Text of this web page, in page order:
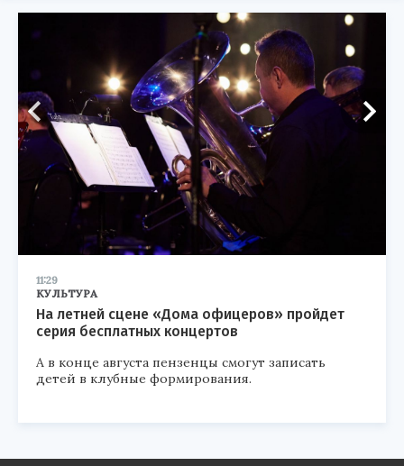
11:29
КУЛЬТУРА
На летней сцене «Дома офицеров» пройдет
серия бесплатных концертов
А в конце августа пензенцы смогут записать
детей в клубные формирования.